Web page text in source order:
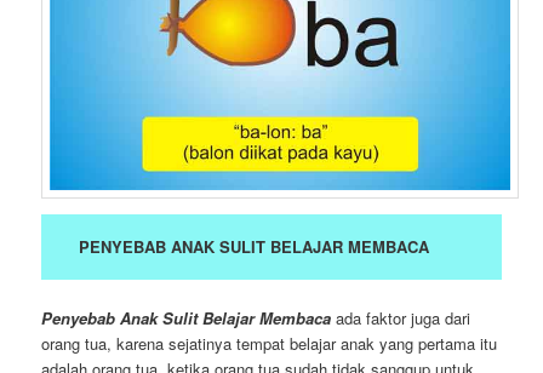
PENYEBAB ANAK SULIT BELAJAR MEMBACA
Penyebab Anak Sulit Belajar Membaca ada faktor juga dari
orang tua, karena sejatinya tempat belajar anak yang pertama itu